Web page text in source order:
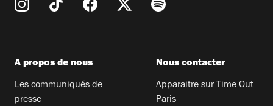
A propos de nous
Les communiqués de
presse
Nous contacter
Apparaitre sur Time Out
Paris